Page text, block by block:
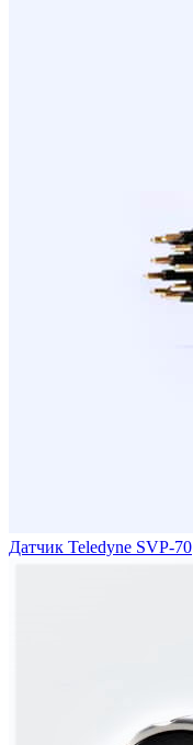
Датчик Teledyne SVP-70